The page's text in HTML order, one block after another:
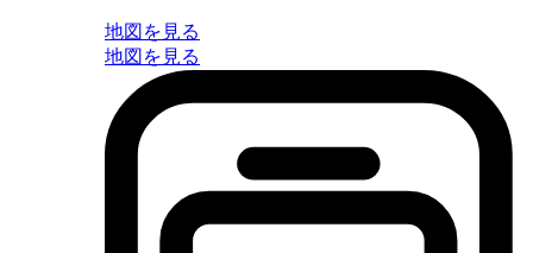
地図を見る
地図を見る